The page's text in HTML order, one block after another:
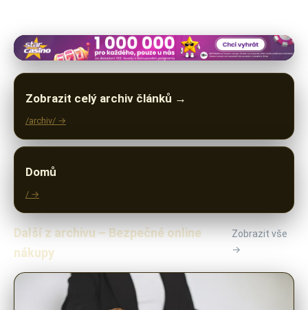
Zobrazit celý archiv článků →
/archiv/ →
Domů
/ →
Další z archivu – Bezpečné online
nákupy
Zobrazit vše
→